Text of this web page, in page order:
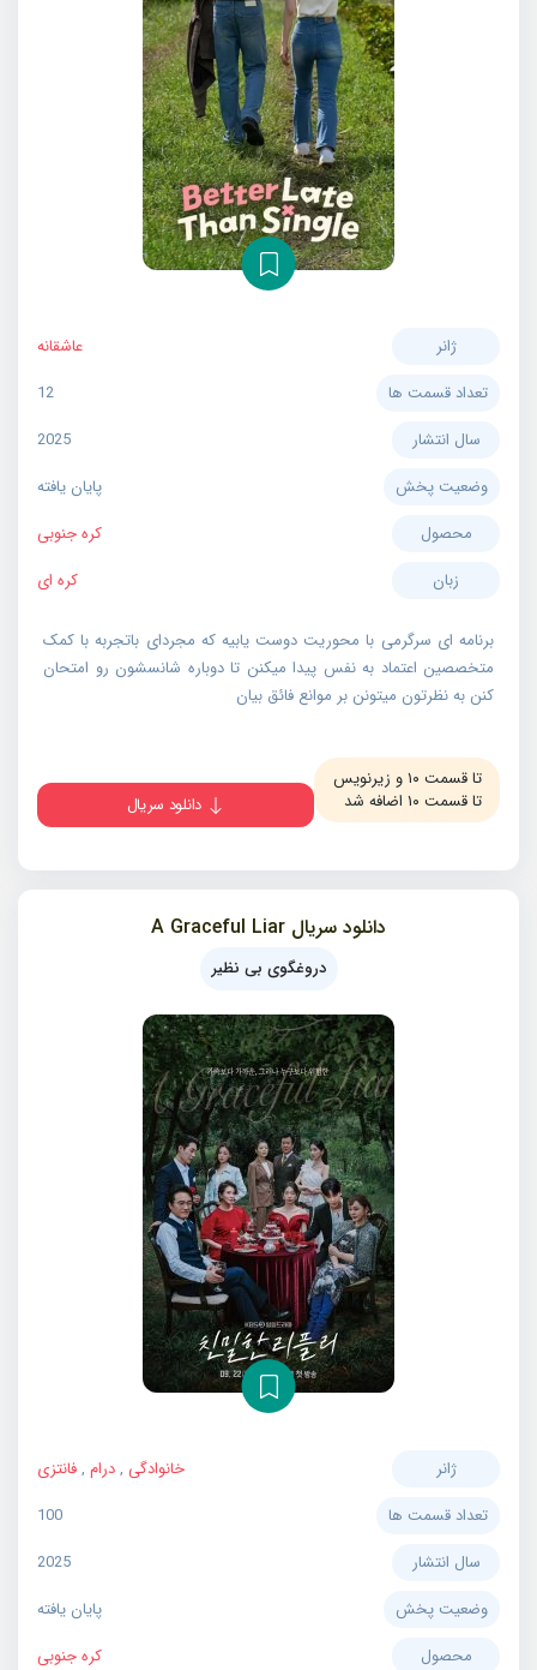
ژانر
عاشقانه
تعداد قسمت ها
12
سال انتشار
2025
وضعیت پخش
پایان یافته
محصول
کره جنوبی
زبان
کره ای
برنامه ای سرگرمی با محوریت دوست یابیه که مجردای باتجربه با کمک
متخصصین اعتماد به نفس پیدا میکنن تا دوباره شانسشون رو امتحان
کنن به نظرتون میتونن بر موانع فائق بیان
تا قسمت ۱۰ و زیرنویس
تا قسمت ۱۰ اضافه شد
دانلود سریال
دانلود سریال A Graceful Liar
دروغگوی بی نظیر
ژانر خانوادگی ,درام ,فانتزی
تعداد قسمت ها
100
سال انتشار
2025
وضعیت پخش
پایان یافته
محصول
کره جنوبی